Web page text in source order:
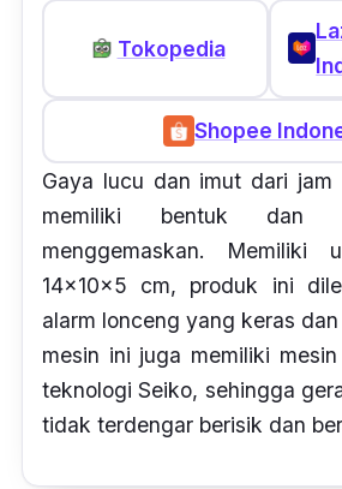
Tokopedia
Shopee
Gaya lucu dan imut dari jam
memiliki bentuk dan
menggemaskan. Memiliki
14x10x5 cm, produk ini
alarm lonceng yang keras
mesin ini juga memiliki
teknologi Seiko, sehingga
tidak terdengar berisik dan